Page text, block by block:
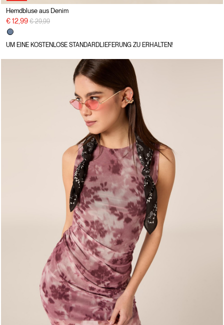
Hemdbluse aus Denim
€ 12,99 Preisreduzierung von
€ 29,99auf
UM EINE KOSTENLOSE STANDARDLIEFERUNG ZU ERHALTEN!